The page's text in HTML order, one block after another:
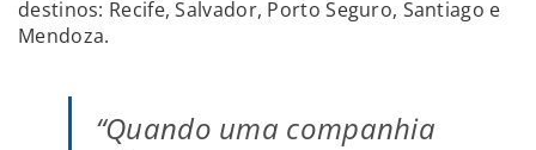
destinos: Recife, Salvador, Porto Seguro, Santiago e
Mendoza.
“Quando uma companhia